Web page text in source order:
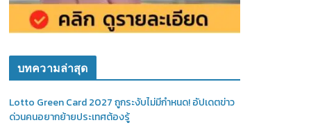
บทความล่าสุด
Lotto Green Card 2027 ถูกระงับไม่มีกำหนด! อัปเดตข่าว
ด่วนคนอยากย้ายประเทศต้องรู้